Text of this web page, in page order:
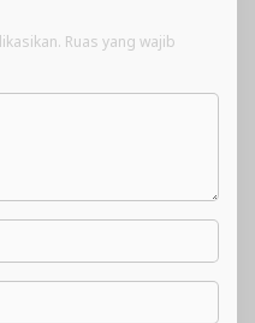
Ruas yang wajib